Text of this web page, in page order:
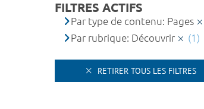
FILTRES ACTIFS
Par type de contenu: Pages
Par rubrique: Découvrir
(1)
RETIRER TOUS LES FILTRES